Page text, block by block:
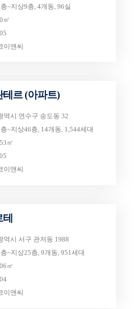
~지상9층, 4개동, 96실
㎡
이앤씨
테르 (아파트)
역시 연수구 송도동 32
~지상46층, 14개동, 1,544세대
㎡
이앤씨
역시 서구 관저동 1988
~지상25층, 9개동, 951세대
㎡
이앤씨